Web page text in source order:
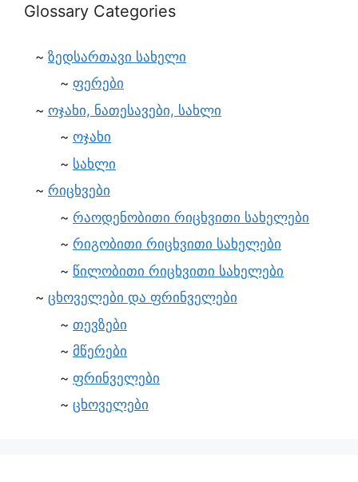
Glossary Categories
ზედსართავი სახელი
ფერები
ოჯახი, ნათესავები, სახლი
ოჯახი
სახლი
რიცხვები
რაოდენობითი რიცხვითი სახელები
რიგობითი რიცხვითი სახელები
წილობითი რიცხვითი სახელები
ცხოველები და ფრინველები
თევზები
მწერები
ფრინველები
ცხოველები